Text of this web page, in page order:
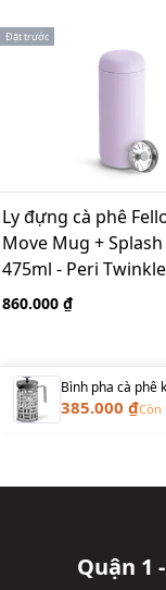
Đặt trước
Ly đựng cà phê
Move Mug +
475ml - Peri Twinkle
860.000 ₫
385.000 ₫Còn
Quận 1